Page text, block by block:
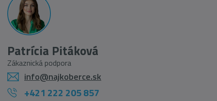
Patrícia Pitáková
Zákaznická podpora
info@najkoberce.sk
+421 222 205 857